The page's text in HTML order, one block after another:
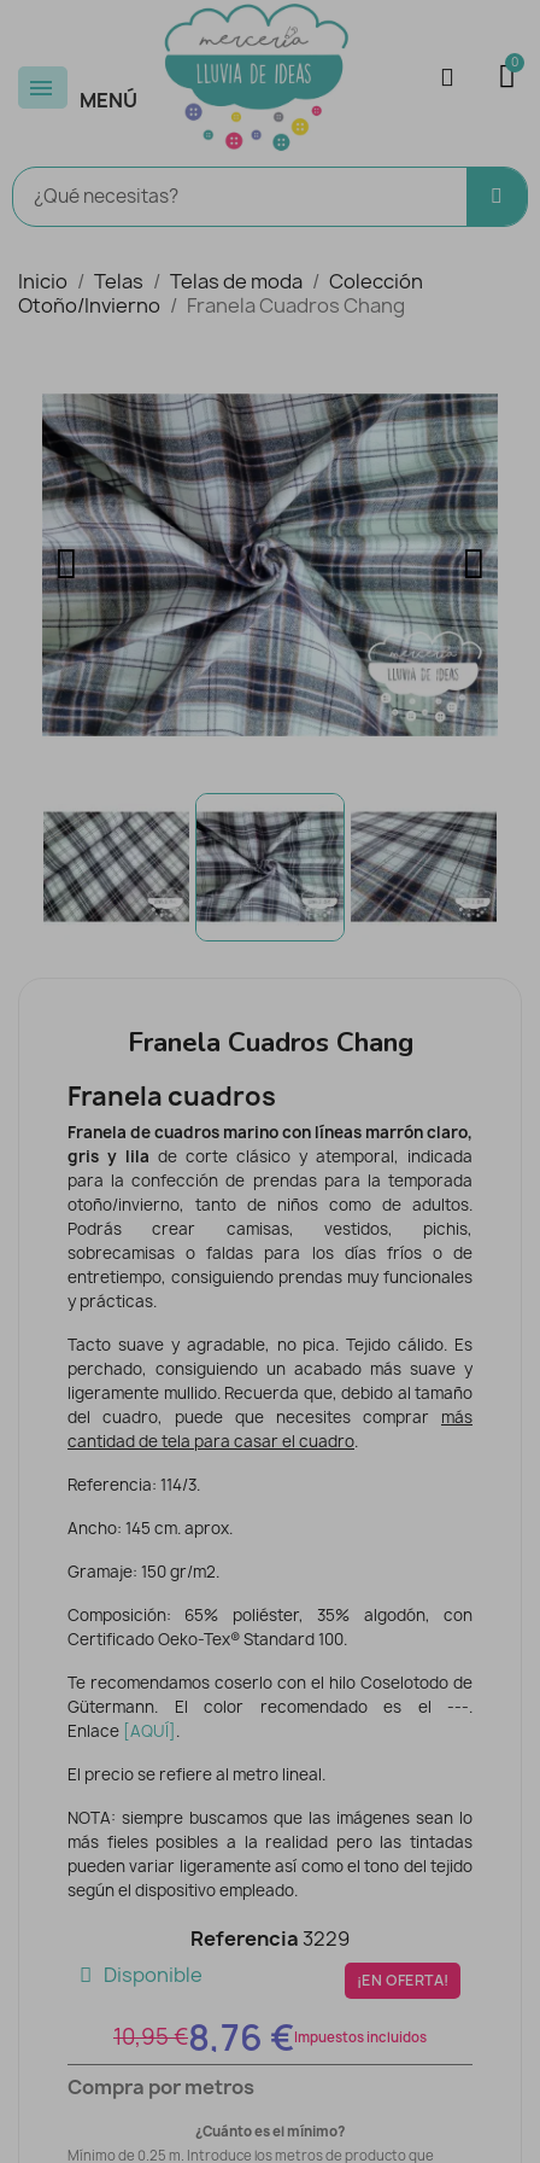
MENÚ
Inicio Telas Telas de moda
Colección
Otoño/Invierno
Franela Cuadros Chang
Franela Cuadros Chang
Franela cuadros
Franela de cuadros marino con líneas marrón claro,
gris y lila de corte clásico y atemporal, indicada
para la confección de prendas para la temporada
otoño/invierno, tanto de niños como de adultos.
Podrás crear camisas, vestidos, pichis,
sobrecamisas o faldas para los días fríos o de
entretiempo, consiguiendo prendas muy funcionales
y prácticas.
Tacto suave y agradable, no pica. Tejido cálido. Es
perchado, consiguiendo un acabado más suave y
ligeramente mullido. Recuerda que, debido al tamaño
del cuadro, puede que necesites comprar más
cantidad de tela para casar el cuadro.
Referencia: 114/3.
Ancho: 145 cm. aprox.
Gramaje: 150 gr/m2.
Composición: 65% poliéster, 35% algodón, con
Certificado Oeko-Tex® Standard 100.
Te recomendamos coserlo con el hilo Coselotodo de
Gütermann. El color recomendado es el ---.
Enlace [AQUÍ] .
El precio se refiere al metro lineal.
NOTA: siempre buscamos que las imágenes sean lo
más fieles posibles a la realidad pero las tintadas
pueden variar ligeramente así como el tono del tejido
según el dispositivo empleado.
Referencia 3229
Disponible
¡EN OFERTA!
10,95 €8,76 €Impuestos incluidos
Compra por metros
¿Cuánto es el mínimo?
Mínimo de 0.25 m. Introduce los metros de producto que